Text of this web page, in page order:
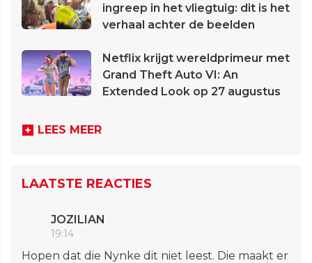
ingreep in het vliegtuig: dit is het
verhaal achter de beelden
Netflix krijgt wereldprimeur met
Grand Theft Auto VI: An
Extended Look op 27 augustus
LEES MEER
LAATSTE REACTIES
JOZILIAN
19:14
Hopen dat die Nynke dit niet leest. Die maakt er